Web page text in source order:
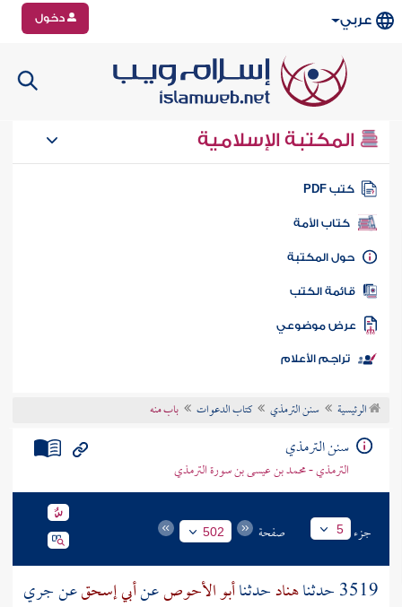
عربي دخول
المكتبة الإسلامية
كتب PDF
كتاب الأمة
المكتبة
الكتب
موضوعي
تراجم الأعلام
الرئيسية سنن الترمذي كتاب الدعوات باب منه
سنن الترمذي
الترمذي - محمد بن عيسى بن سورة الترمذي
جزء 5 صفحة 502
3519 حدثنا هنادحدثناأبو الأحوصعنأبي إسحقعنجري